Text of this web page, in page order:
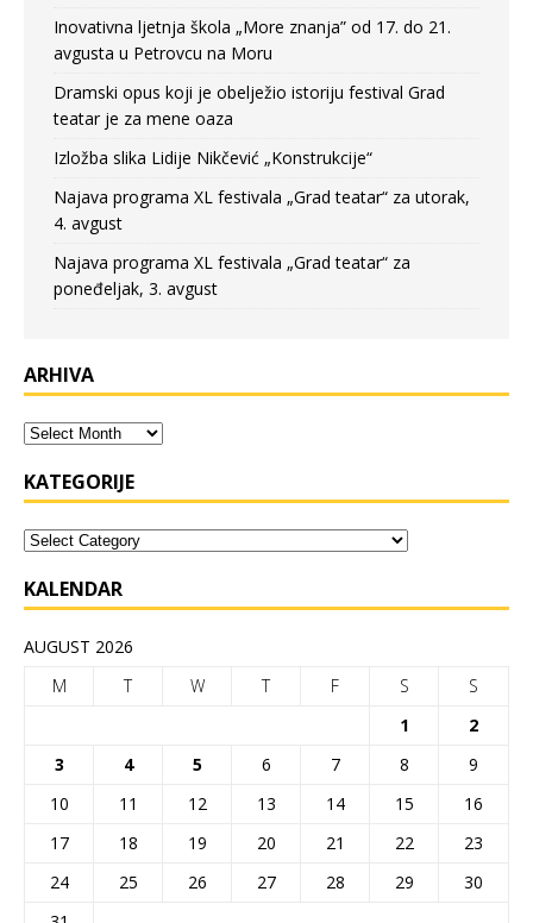
Inovativna ljetnja škola „More znanja” od 17. do 21.
avgusta u Petrovcu na Moru
Dramski opus koji je obelježio istoriju festival Grad
teatar je za mene oaza
Izložba slika Lidije Nikčević „Konstrukcije“
Najava programa XL festivala „Grad teatar“ za utorak,
4. avgust
Najava programa XL festivala „Grad teatar“ za
poneđeljak, 3. avgust
ARHIVA
KATEGORIJE
KALENDAR
AUGUST 2026
M
T W T F S
S
1
2
3
4 5 6 7 8
9
10
11 12 13 14 15
16
17
18 19 20 21 22
23
24
25 26 27 28 29
30